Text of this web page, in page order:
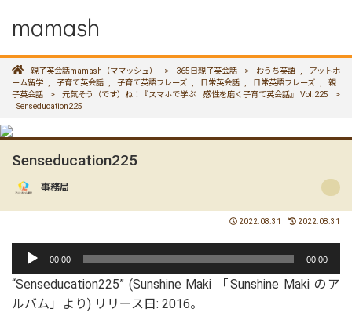
mamash
親子英会話mamash（ママッシュ） > 365日親子英会話 > おうち英語 ,
アットホ
ーム留学 , 子育て英会話 , 子育て英語フレーズ , 日常英会話 , 日常英語フレーズ ,
親
子英会話
> 元気そう（です）ね！『スマホで学ぶ 感性を磨く子育て英会話』 Vol.225
>
Senseducation225
Senseducation225
事務局
2022.08.31 2022.08.31
プ
レ
00:00 00:00
“Senseducation225” (Sunshine Maki 「Sunshine Maki のア
ルバム」より) リリース日: 2016。